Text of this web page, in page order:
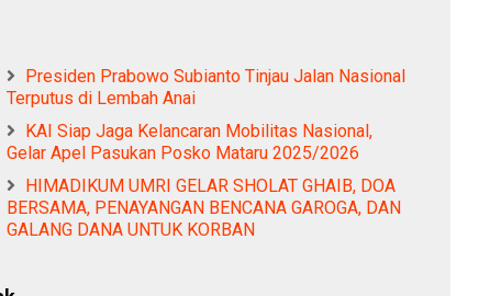
Presiden Prabowo Subianto Tinjau Jalan Nasional
Terputus di Lembah Anai
KAI Siap Jaga Kelancaran Mobilitas Nasional,
Gelar Apel Pasukan Posko Mataru 2025/2026
HIMADIKUM UMRI GELAR SHOLAT GHAIB, DOA
BERSAMA, PENAYANGAN BENCANA GAROGA, DAN
GALANG DANA UNTUK KORBAN